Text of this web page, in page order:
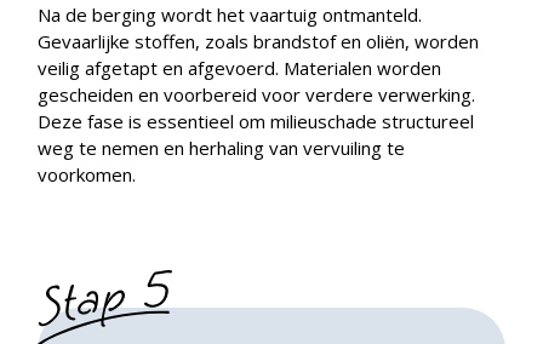
Na de berging wordt het vaartuig ontmanteld.
Gevaarlijke stoffen, zoals brandstof en oliën, worden
veilig afgetapt en afgevoerd. Materialen worden
gescheiden en voorbereid voor verdere verwerking.
Deze fase is essentieel om milieuschade structureel
weg te nemen en herhaling van vervuiling te
voorkomen.